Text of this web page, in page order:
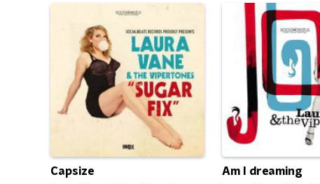
Capsize
Am I dreaming